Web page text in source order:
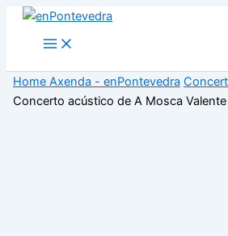
Main
Menu
Home Axenda - enPontevedra
Concerto acústico de A Mosca